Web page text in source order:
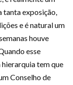
tanta exposição,
e é natural um
houve
esse
hierarquia tem que
Conselho de